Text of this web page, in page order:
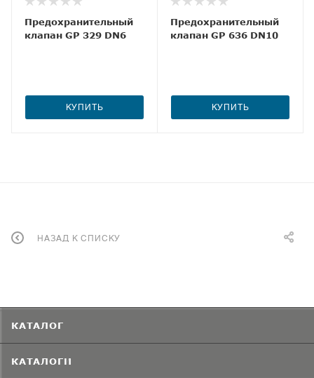
Предохранительный
клапан GP 329 DN6
КУПИТЬ
Предохранительный
клапан GP 636 DN10
КУПИТЬ
НАЗАД К СПИСКУ
КАТАЛОГ
КАТАЛОГИ